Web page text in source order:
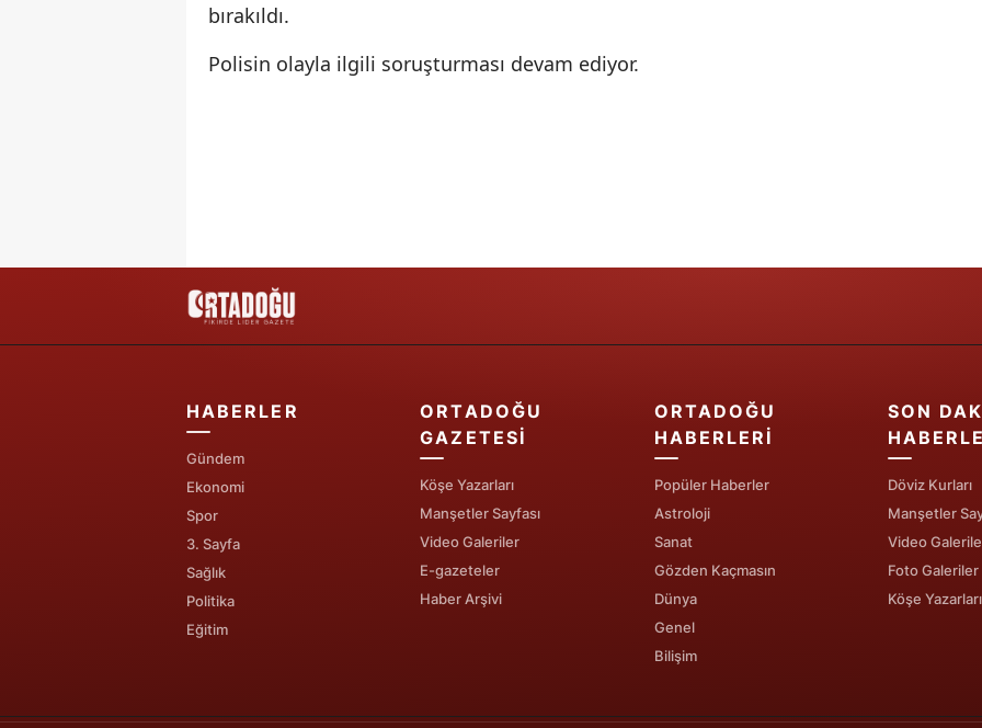
Samsun
Tekirdağ
Trabzon
Tunceli
Şanlıurfa
Van
bırakıldı.
Polisin olayla ilgili soruşturması devam ediyor.
HABERLER
Gündem
Ekonomi
Spor
3. Sayfa
Sağlık
Politika
Eğitim
ORTADOĞU
GAZETESI
Köşe Yazarları
Manşetler Sayfası
Video Galeriler
E-gazeteler
Haber Arşivi
ORTADOĞU
HABERLERI
Popüler Haberler
Astroloji
Sanat
Gözden Kaçmasın
Dünya
Genel
Bilişim
SON
Döviz Kurları
Manşetler
Video
Foto Galeriler
Köşe Yazarları